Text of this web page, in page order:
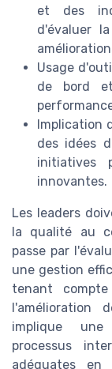
et des
d'évaluer
Usage
de bord
Implication
des idées
initiatives
innovantes.
Les leaders
la qualité au
passe par
une gestion
tenant
l'amélioration
implique une
processus
adéquates